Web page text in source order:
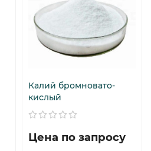
Калий бромновато-
кислый
Цена по запросу